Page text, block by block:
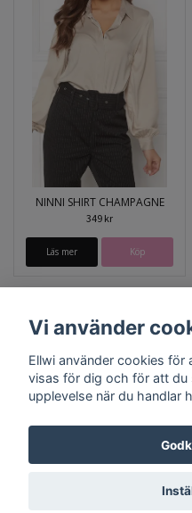
NINNI SHIRT CHAMPAGNE
349 kr
Läs mer Köp
Bröstcancer
©
Vi använder
Ellwi använder cookies för
visas för dig och för att du
upplevelse när du handlar